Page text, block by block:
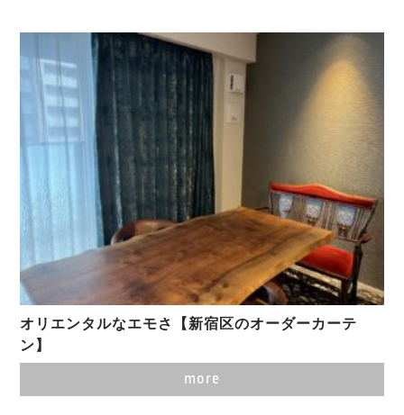
オリエンタルなエモさ【新宿区のオーダーカーテ
ン】
more